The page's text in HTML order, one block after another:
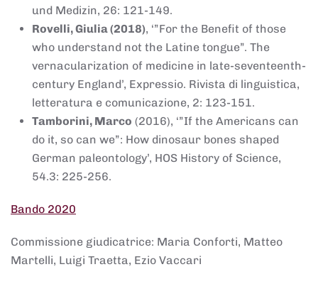
und Medizin, 26: 121-149.
Rovelli, Giulia (2018), ‘”For the Benefit of those
who understand not the Latine tongue”. The
vernacularization of medicine in late-seventeenth-
century England’, Expressio. Rivista di linguistica,
letteratura e comunicazione, 2: 123-151.
Tamborini, Marco (2016), ‘”If the Americans can
do it, so can we”: How dinosaur bones shaped
German paleontology’, HOS History of Science,
54.3: 225-256.
Bando 2020
Commissione giudicatrice: Maria Conforti, Matteo
Martelli, Luigi Traetta, Ezio Vaccari